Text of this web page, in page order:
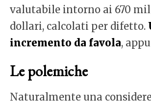
valutabile intorno ai 670
dollari, calcolati per difetto.
incremento da favola,
Le polemiche
Naturalmente una